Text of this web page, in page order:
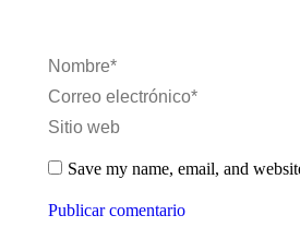
Nombre *
Correo electrónico *
Sitio web
Save my name, email, and
Publicar comentario